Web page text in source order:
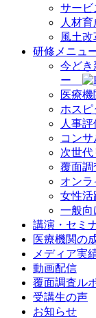
サービ
人材育
風土改
研修メニュ
今どき
ー
医療
ホス
人事
コン
次世代
覆面調
オンラ
女性活
一般向
講演・セミ
医療機関の
メディア実
動画配信
覆面調査ル
受講生の声
お知らせ